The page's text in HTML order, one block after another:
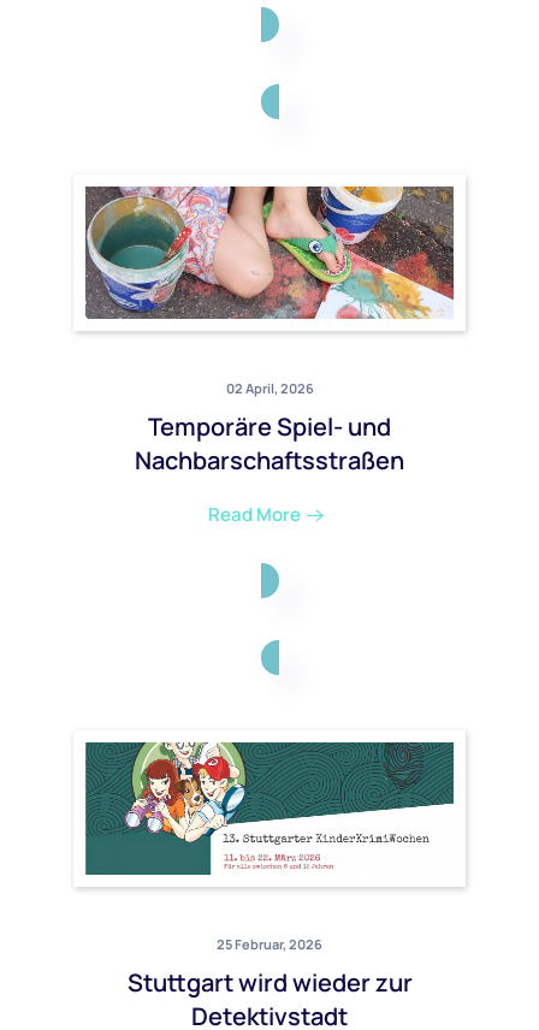
02 April, 2026
Temporäre Spiel- und
Nachbarschaftsstraßen
Read More
25 Februar, 2026
Stuttgart wird wieder zur
Detektivstadt